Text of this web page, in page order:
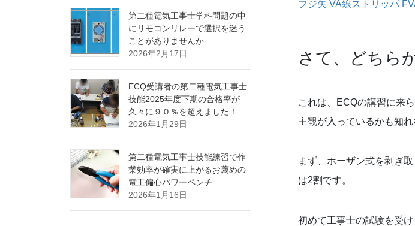
フジ矢 VA線ストリッパ
さて、どちら
これは、ECQの講習に来
主観が入っているかも知
まず、ホーザン式を剥ぎ
は2割です。
初めて工事士の試験を受
第二種電気工事士学科問題の中
にリモコンリレーで選択を迷う
ことがありませんか
2026年2月17日
ECQ受講者の第二種電気工事士
技能2025年度下期の合格率が
久々に９０％を超えました！
2026年1月29日
第二種電気工事士技能練習で作
業効率が確実に上がるお薦めの
電工偏心パワーペンチ
2026年1月16日